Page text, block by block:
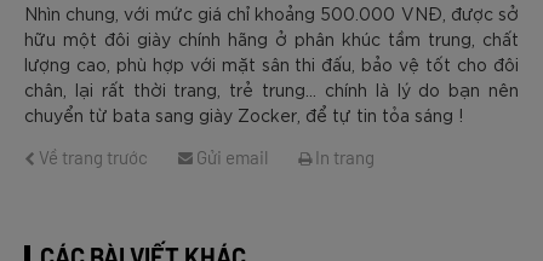
Nhìn chung, với mức giá chỉ khoảng 500.000 VNĐ, được sở
hữu một đôi giày chính hãng ở phân khúc tầm trung, chất
lượng cao, phù hợp với mặt sân thi đấu, bảo vệ tốt cho đôi
chân, lại rất thời trang, trẻ trung… chính là lý do bạn nên
chuyển từ bata sang giày Zocker, để tự tin tỏa sáng !
Về trang trước
Gửi email In trang